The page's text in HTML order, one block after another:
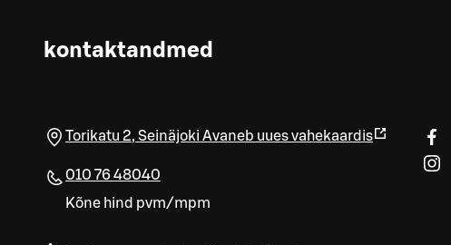
kontaktandmed
Torikatu 2, Seinäjoki Avaneb uues vahekaardis
010 76 48040
Kõne hind pvm/mpm